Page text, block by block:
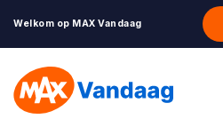
Welkom op MAX Vandaag